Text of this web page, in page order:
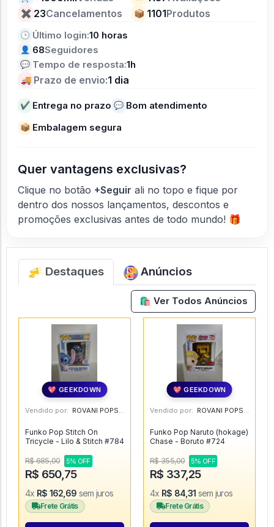
✖ 23Cancelamentos 📦 1101Produtos
🕒 Último login:10 horas
👤 68Seguidores
💬 Tempo de resposta:1h
🚚 Prazo de envio:1 dia
✔ Entrega no prazo 💬 Bom atendimento
📦 Embalagem segura
Quer vantagens exclusivas?
Clique no botão +Seguir ali no topo e fique por
dentro dos nossos lançamentos, descontos e
promoções exclusivas antes de todo mundo! 🎁
Destaques Anúncios
🛍️ Ver Todos Anúncios
💖 GEEKDOWN
Vendido por: ROVANI POPS - SP
Funko Pop Stitch On
Tricycle - Lilo & Stitch #784
R$ 685,00 5% OFF
R$ 650,75
4x R$ 162,69 sem juros
Frete Grátis
💖 GEEKDOWN
Vendido por: ROVANI POPS - SP
Funko Pop Naruto (hokage)
Chase - Boruto #724
R$ 355,00 5% OFF
R$ 337,25
4x R$ 84,31 sem juros
Frete Grátis